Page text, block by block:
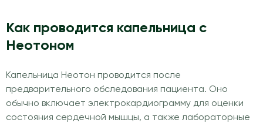
Как проводится капельница с
Неотоном
Капельница Неотон проводится после
предварительного обследования пациента. Оно
обычно включает электрокардиограмму для оценки
состояния сердечной мышцы, а также лабораторные